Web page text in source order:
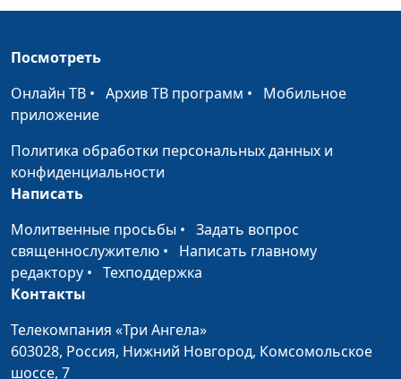
консультант
обстоятельств
консультант
Мужчина не хочет
работать
Маринин, семейный
Как справиться со
скукой?
Маринин, семейный
консультант
Чего боятся
консультант
Роль отца в
Юлия Синицына, Роман
Посмотреть
Онлайн ТВ • Архив ТВ программ • Мобильное
приложение
Политика обработки персональных данных и
конфиденциальности
Написать
Молитвенные просьбы • Задать вопрос
священнослужителю • Написать главному
редактору • Техподдержка
Контакты
Телекомпания «Три Ангела»
603028, Россия, Нижний Новгород, Комсомольское
шоссе, 7